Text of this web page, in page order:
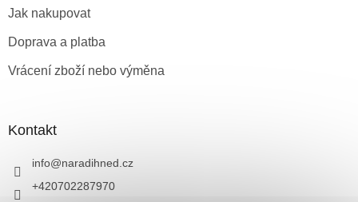
Jak nakupovat
Doprava a platba
Vrácení zboží nebo výměna
Kontakt
info@naradihned.cz
+420702287970